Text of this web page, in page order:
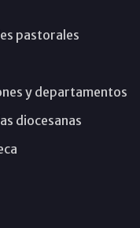
pastorales
y departamentos
diocesanas